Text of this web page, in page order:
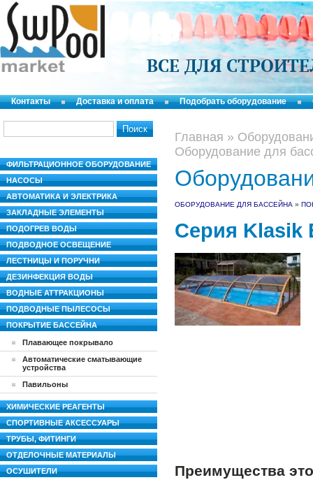
ВСЕ ДЛЯ
Контакты Доставка и оплата Подобрать оборудование
Главная »
Оборудование для
ОБОРУДОВАНИЕ ДЛЯ БАССЕЙНА »
Серия Klasik
Преимущества
ФИЛЬТРАЦИОННОЕ ОБОРУДОВАНИЕ
НАСОСЫ
АВТОМАТИКА И ЭЛЕКТРИКА
ЗАКЛАДНЫЕ ЭЛЕМЕНТЫ
ПОДОГРЕВ ВОДЫ
ПОДВОДНОЕ ОСВЕЩЕНИЕ
ЛЕСТНИЦЫ И ПОРУЧНИ
ДЕЗИНФЕКЦИЯ ВОДЫ
ВОДНЫЕ АТТРАКЦИОНЫ
ПОДВОДНЫЕ ПЫЛЕСОСЫ
ПОКРЫТИЕ БАССЕЙНА
Плавающее покрывало
Автоматические сматывающие
устройства
Павильоны
ХИМИЧЕСКИЕ РЕАГЕНТЫ
СПОРТИВНЫЕ АКСЕССУАРЫ
ТРУБЫ, ФИТИНГИ
ОТДЕЛОЧНЫЕ МАТЕРИАЛЫ
ОСУШИТЕЛИ